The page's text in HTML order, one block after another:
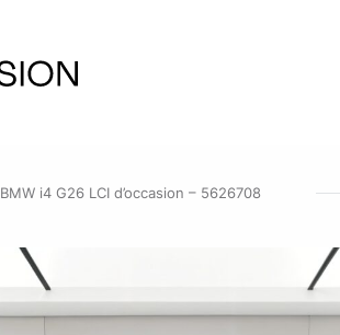
BMW i4 G26 LCI d’occasion – 5626708